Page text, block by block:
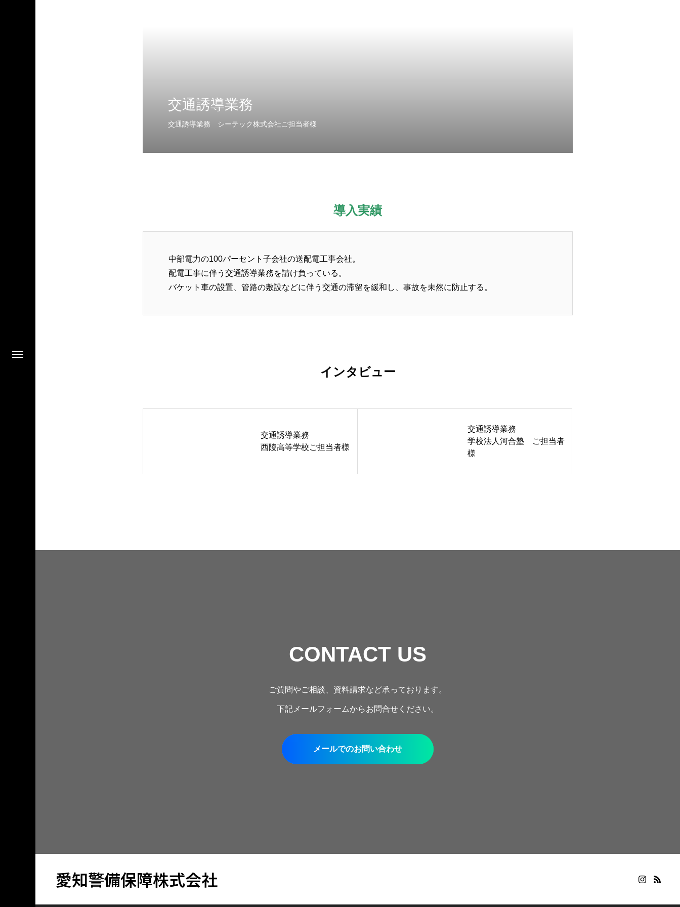
交通誘導業務
交通誘導業務 シーテック株式会社ご担当者様
導入実績
中部電力の100パーセント子会社の送配電工事会社。
配電工事に伴う交通誘導業務を請け負っている。
バケット車の設置、管路の敷設などに伴う交通の滞留を緩和し、事故を未然に防止する。
インタビュー
交通誘導業務
西陵高等学校ご担当者様
交通誘導業務
学校法人河合塾 ご担当者
様
CONTACT US
ご質問やご相談、資料請求など承っております。
下記メールフォームからお問合せください。
メールでのお問い合わせ
愛知警備保障株式会社